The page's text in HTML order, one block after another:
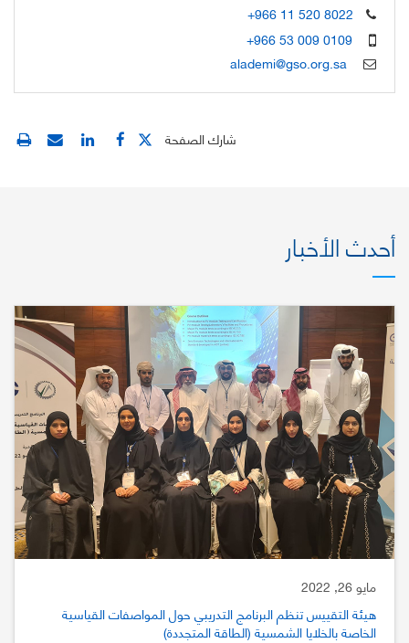
+966 11 520 8022
+966 53 009 0109
alademi@gso.org.sa
شارك الصفحة
أحدث الأخبار
مايو 26, 2022
هيئة التقييس تنظم البرنامج التدريبي حول المواصفات القياسية
الخاصة بالخلايا الشمسية (الطاقة المتجددة)